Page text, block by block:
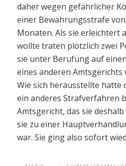
daher wegen gefährlicher
einer Bewährungsstrafe von
Monaten. Als sie erleichtert
wollte traten plötzlich zwei
sie unter Berufung auf
eines anderen Amtsgerichts
Wie sich herausstellte hatte
ein anderes Strafverfahren
Amtsgericht, das sie
sie zu einer
war. Sie ging also sofort